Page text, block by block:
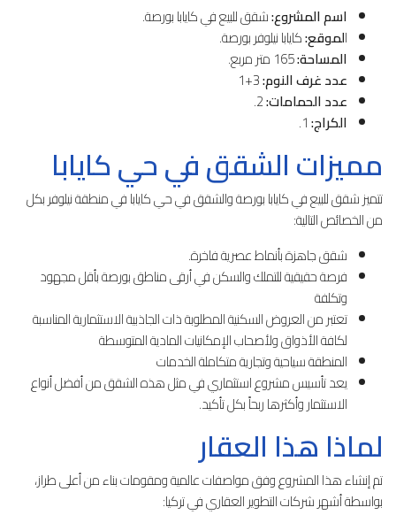
اسم المشروع:شقق للبيع في كايابا بورصة.
الموقع:كايابا نيلوفر بورصة.
المساحة:
عدد غرف النوم:
عدد الحمامات:
الكراج:
مميزات الشقق في حي كايابا
تتميز شقق للبيع في كايابا بورصة والشقق في حي كايابا في منطقة نيلوفر بكل
من الخصائص التالية:
شقق جاهزة بأنماط عصرية فاخرة.
فرصة حقيقية للتملك والسكن في أرقى مناطق بورصة بأقل مجهود
وتكلفة
تعتبر من العروض السكنية المطلوبة ذات الجاذبية الاستثمارية المناسبة
لكافة الأذواق ولأصحاب الإمكانيات المادية المتوسطة
المنطقة سياحية وتجارية متكاملة الخدمات
يعد تأسيس مشروع استثماري في مثل هذه الشقق من أفضل أنواع
الاستثمار وأكثرها ربحاً بكل تأكيد.
لماذا هذا العقار
تم إنشاء هذا المشروع وفق مواصفات عالمية ومقومات بناء من أعلى طراز،
بواسطة أشهر شركات التطوير العقاري في تركيا: